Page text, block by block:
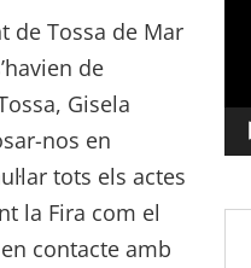
de Tossa de Mar
de
Gisela
nos en
tots els actes
la Fira com el
contacte amb